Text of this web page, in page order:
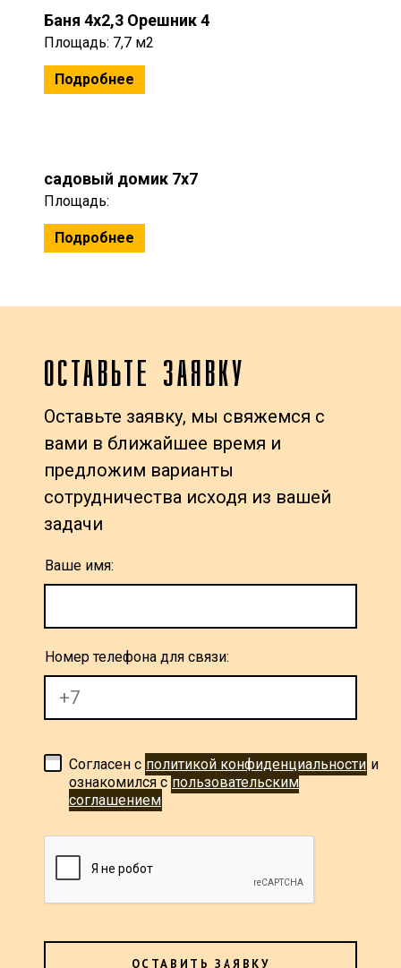
Баня 4х2,3 Орешник 4
Площадь: 7,7 м2
Подробнее
садовый домик 7x7
Площадь:
Подробнее
ОСТАВЬТЕ ЗАЯВКУ
Оставьте заявку, мы свяжемся с
вами в ближайшее время и
предложим варианты
сотрудничества исходя из вашей
задачи
Ваше имя:
Номер телефона для связи:
Согласен с политикой конфиденциальности и
ознакомился с пользовательским
соглашением
ОСТАВИТЬ ЗАЯВКУ